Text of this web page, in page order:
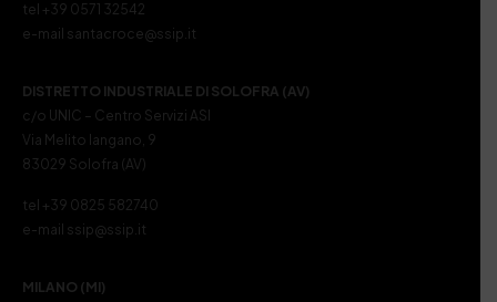
tel +39 0571 32542
e-mail santacroce@ssip.it
DISTRETTO INDUSTRIALE DI SOLOFRA (AV)
c/o UNIC – Centro Servizi ASI
Via Melito Iangano, 9
83029 Solofra (AV)
tel +39 0825 582740
e-mail ssip@ssip.it
MILANO (MI)